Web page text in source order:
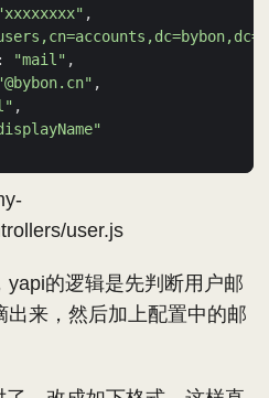
: "mail"
user.js
的逻辑是先判断用户邮
来，然后加上配置中的邮